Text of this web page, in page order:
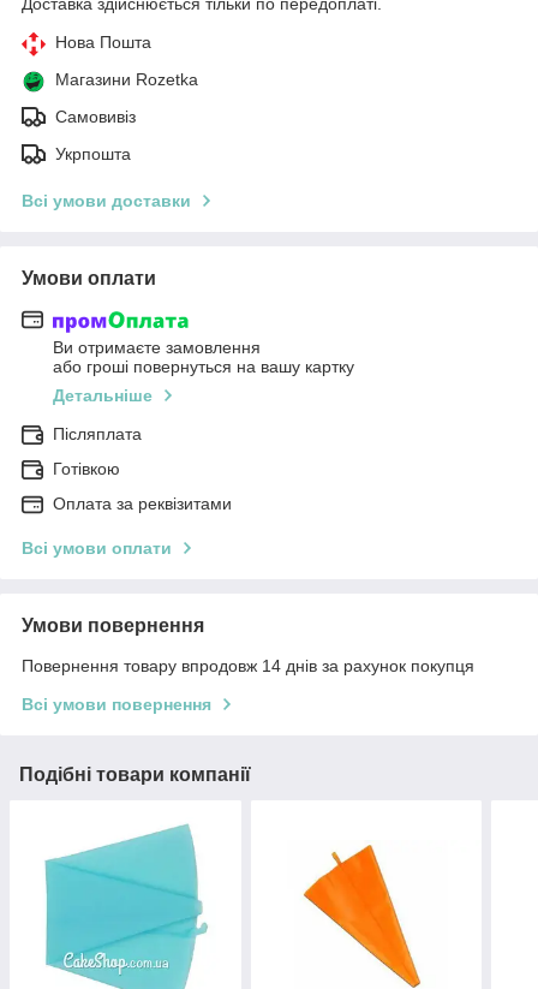
Нова Пошта
Магазини Rozetka
Самовивіз
Укрпошта
Всі умови доставки
Умови оплати
Ви отримаєте замовлення
або гроші повернуться на вашу картку
Детальніше
Післяплата
Готівкою
Оплата за реквізитами
Всі умови оплати
Умови повернення
Повернення товару впродовж 14 днів за рахунок покупця
Всі умови повернення
Подібні товари компанії